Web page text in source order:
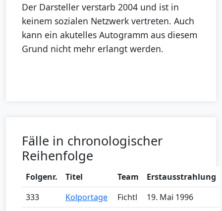
Der Darsteller verstarb 2004 und ist in
keinem sozialen Netzwerk vertreten. Auch
kann ein akutelles Autogramm aus diesem
Grund nicht mehr erlangt werden.
Fälle in chronologischer
Reihenfolge
Folgenr. Titel Team
Erstausstrahlung
333
Kolportage Fichtl
19. Mai 1996